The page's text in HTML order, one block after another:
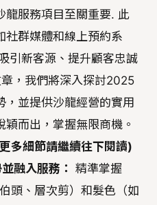
龍服務項目至關重要. 此
社群媒體和線上預約系
引新客源、提升顧客忠誠
，我們將深入探討2025
，並提供沙龍經營的實用
而出，掌握無限商機。
多細節請繼續往下閱讀)
融入服務： 精準掌握
頭、層次剪）和髮色（如